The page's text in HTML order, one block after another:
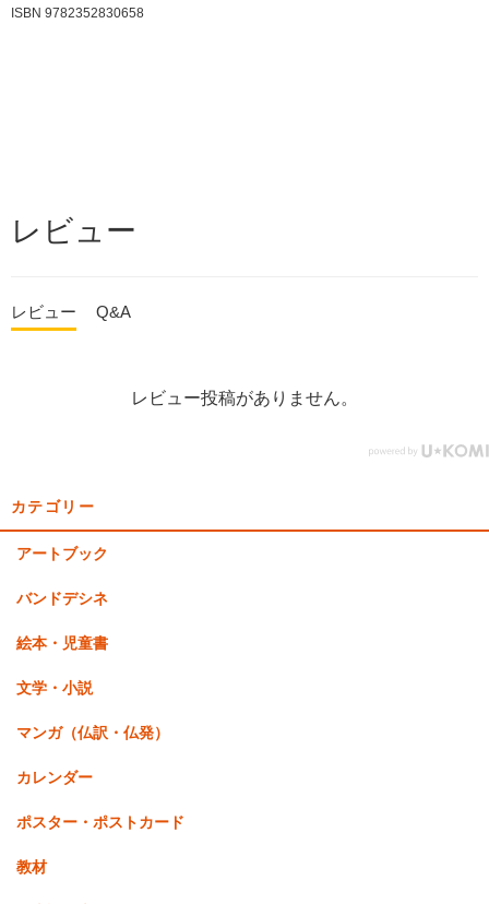
ISBN 9782352830658
レビュー
レビュー Q&A
レビュー投稿がありません。
カテゴリー
アートブック
バンドデシネ
絵本・児童書
文学・小説
マンガ（仏訳・仏発）
カレンダー
ポスター・ポストカード
教材